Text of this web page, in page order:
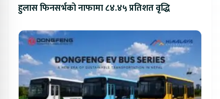
हुलास फिनसर्भको नाफामा ८४.४५ प्रतिशत वृद्धि